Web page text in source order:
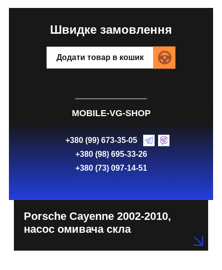
Швидке замовлення
Додати товар в кошик
MOBILE-VG-SHOP
+380 (99) 673-35-05
+380 (98) 695-33-26
+380 (73) 097-14-51
Porsche Cayenne 2002-2010,
насос омивача скла